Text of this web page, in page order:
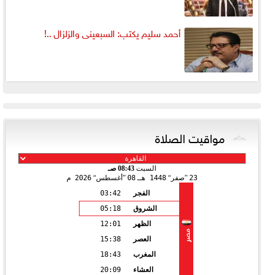
أحمد سليم يكتب: السبعينى والزلزال ..!
مواقيت الصلاة
السبت 08:43 صـ
23 صفر 1448 هـ 08 أغسطس 2026 م
مصر
الفجر
03:42
الشروق
05:18
الظهر
12:01
العصر
15:38
المغرب
18:43
العشاء
20:09